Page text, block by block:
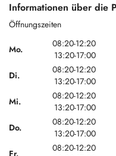
Informationen über die
Öffnungszeiten
Mo.
08:20-12:20
13:20-17:00
Di.
08:20-12:20
13:20-17:00
Mi.
08:20-12:20
13:20-17:00
Do.
08:20-12:20
13:20-17:00
Fr.
08:20-12:20